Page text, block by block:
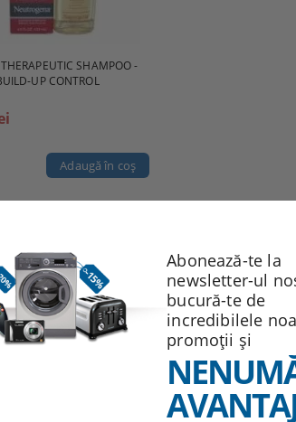
SHAMPOO -
UP CONTROL
Abonează-te la
newsletter-ul
bucură-te de
incredibilele
promoții și